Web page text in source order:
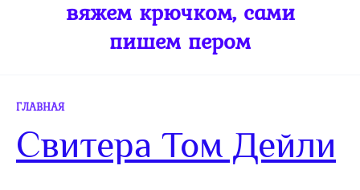
вяжем крючком, сами
пишем пером
ГЛАВНАЯ
Свитера Том Дейли